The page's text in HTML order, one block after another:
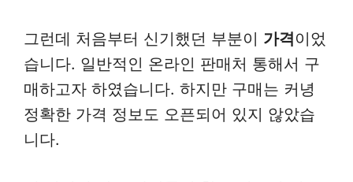
그런데 처음부터 신기했던 부분이 가격이었
습니다. 일반적인 온라인 판매처 통해서 구
매하고자 하였습니다. 하지만 구매는 커녕
정확한 가격 정보도 오픈되어 있지 않았습
니다.